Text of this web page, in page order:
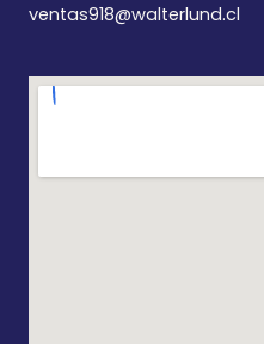
ventas918@walterlund.cl